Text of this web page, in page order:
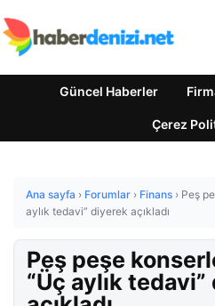
Güncel Haberler
Çerez
Ana sayfa › Forumlar › Finans › Peş
aylık tedavi” diyerek açıkladı
Peş peşe
“Üç aylık